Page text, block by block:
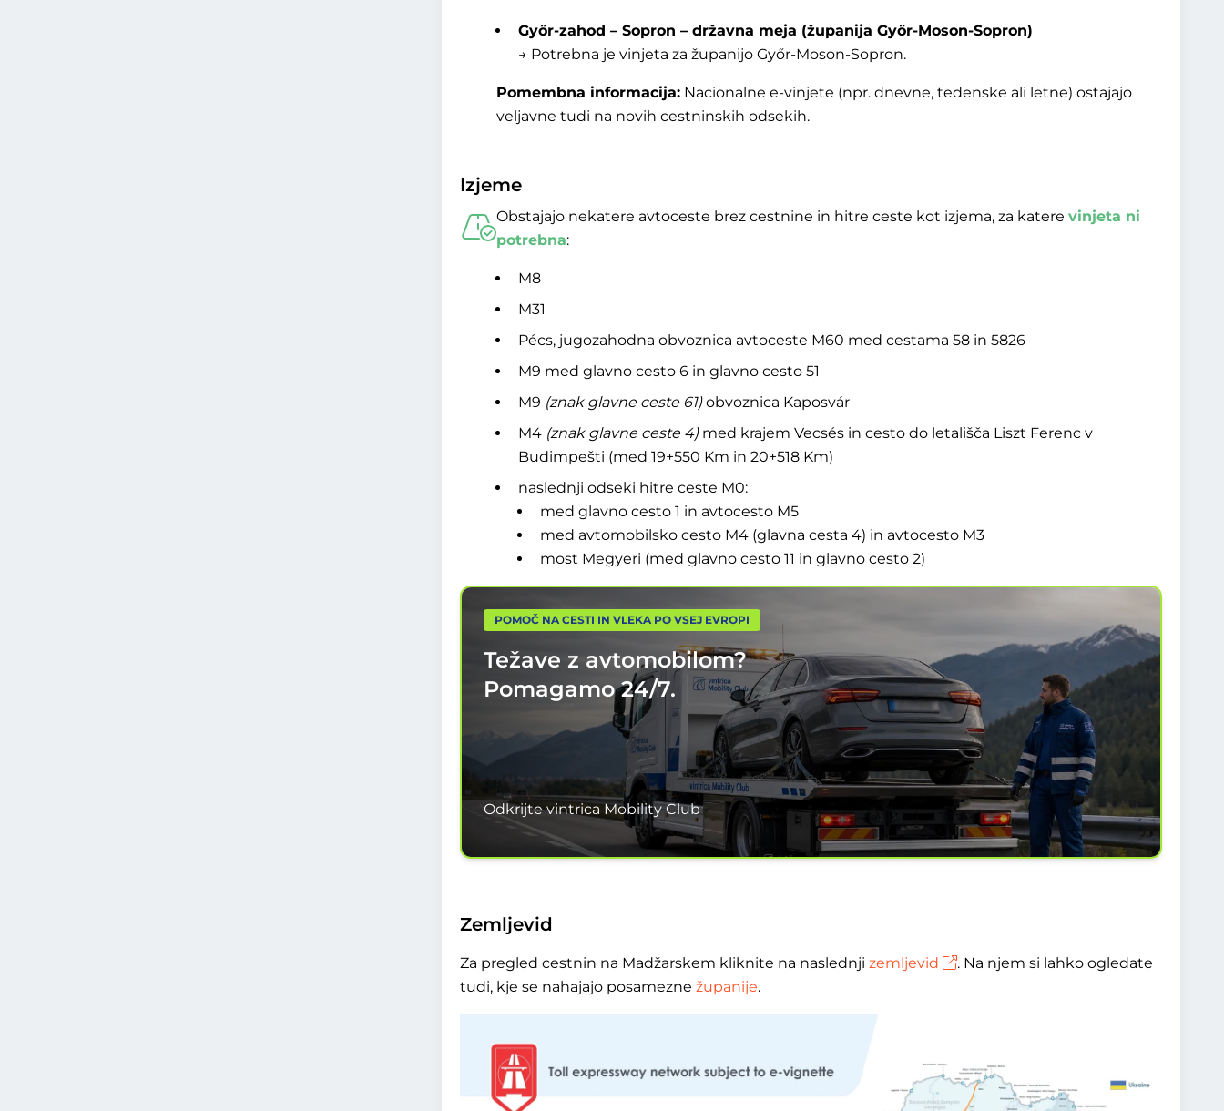
Győr-zahod – Sopron – državna meja (županija Győr-Moson-Sopron)
→ Potrebna je vinjeta za županijo Győr-Moson-Sopron.
Pomembna informacija: Nacionalne e-vinjete (npr. dnevne, tedenske ali letne) ostajajo
veljavne tudi na novih cestninskih odsekih.
Izjeme
Obstajajo nekatere avtoceste brez cestnine in hitre ceste kot izjema, za katerevinjeta ni
potrebna:
M8
M31
Pécs, jugozahodna obvoznica avtoceste M60 med cestama 58 in 5826
M9 med glavno cesto 6 in glavno cesto 51
M9 (znak glavne ceste 61)obvoznica Kaposvár
M4 (znak glavne ceste 4)med krajem Vecsés in cesto do letališča Liszt Ferenc v
Budimpešti (med 19+550 Km in 20+518 Km)
naslednji odseki hitre ceste M0:
med glavno cesto 1 in avtocesto M5
med avtomobilsko cesto M4 (glavna cesta 4) in avtocesto M3
most Megyeri (med glavno cesto 11 in glavno cesto 2)
POMOČ NA CESTI IN VLEKA PO VSEJ EVROPI
Težave z avtomobilom?
Pomagamo24/7.
Odkrijte vintrica Mobility Club
Zemljevid
Za pregled cestnin na Madžarskem kliknite na naslednjizemljevid
. Na njem si lahko ogledate
tudi, kje se nahajajo posameznežupanije.